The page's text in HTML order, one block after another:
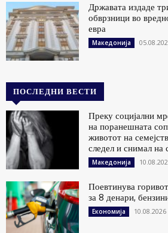
Државата издаде
обврзници во
евра
Македонија
ПОСЛЕДНИ ВЕСТИ
Преку социјални
на поранешната
животот на
следел и снимал на
Македонија
Поевтинува
за 8 денари,
Економија